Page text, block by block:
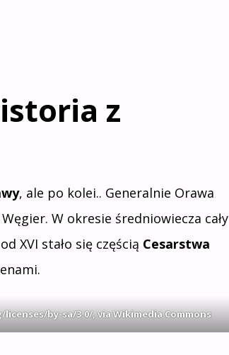
z
, ale po kolei.. Generalnie Orawa
W okresie średniowiecza cały
XVI stało się częścią Cesarstwa
by-sa/3.0/, via Wikimedia Commons